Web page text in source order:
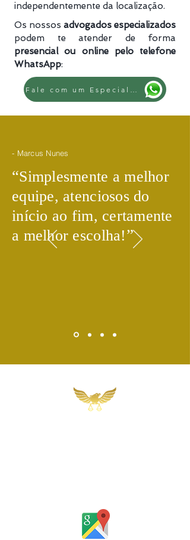
independentemente da localização.
Os nossos advogados especializados
podem te atender de forma
presencial ou online pelo telefone
WhatsApp:
- Marcus Nunes
​“Simplesmente a melhor
equipe, atenciosos do
início ao fim, certamente
a melhor escolha!​”